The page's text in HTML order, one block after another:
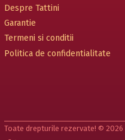
Despre Tattini
Garantie
Termeni si conditii
Politica de confidentialitate
Toate drepturile rezervate! © 2026